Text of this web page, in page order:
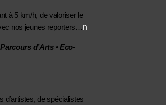
à 5 km/h, de valoriser le
nos jeunes reporters…n
d’Arts • Eco-
de spécialistes